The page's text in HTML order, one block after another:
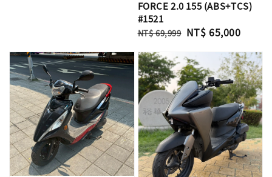
FORCE 2.0 155 (ABS+TCS)
#1521
Regular
NT$ 69,999 Sale
NT$ 65,000